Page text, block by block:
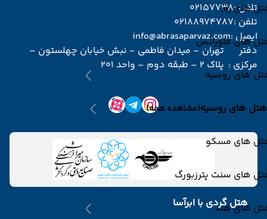
های رم
های فلورانس
های روسیه
هتل های روسیه(مشاهده همه)
های مسکو
های سنت پترزبورگ
های هند
تلفن :02157738
تلفن :02188974787
ایمیل :info@abrasaparvaz.com
دفتر
مرکزی :
تهران – میدان فاطمی - نبش خیابان چهلستون –
پلاک 2 – طبقه دوم – واحد 201
هتل گردی با ابرآسا